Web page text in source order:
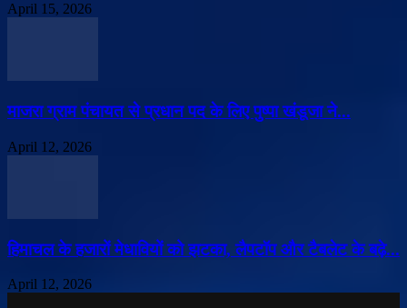
April 15, 2026
माजरा ग्राम पंचायत से प्रधान पद के लिए पुष्पा खंडूजा ने...
April 12, 2026
हिमाचल के हजारों मेधावियों को झटका, लैपटॉप और टैबलेट के बढ़े...
April 12, 2026